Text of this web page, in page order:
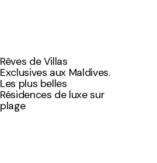
Rêves de Villas
Exclusives aux Maldives.
Les plus belles
Résidences de luxe sur
plage